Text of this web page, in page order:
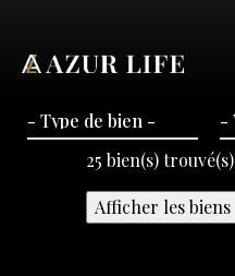
25 bien(s) trouvé(s)